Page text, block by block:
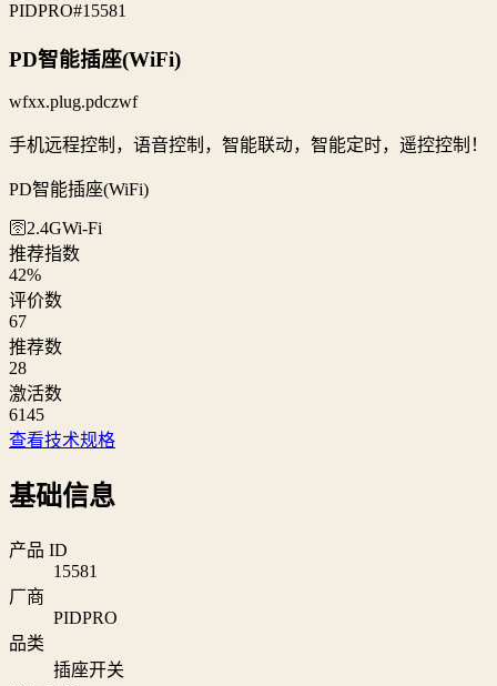
PIDPRO#15581
PD智能插座(WiFi)
wfxx.plug.pdczwf
手机远程控制，语音控制，智能联动，智能定时，遥控控制！
PD智能插座(WiFi)
🛜2.4GWi‑Fi
推荐指数
42%
评价数
67
推荐数
28
激活数
6145
查看技术规格
基础信息
产品 ID
15581
厂商
PIDPRO
品类
插座开关